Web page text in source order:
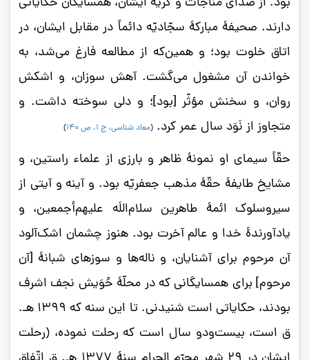
دارند. صحیفۀ مبارکۀ سجّادیّه دائماً در مقابل ایشان، در
اتاق خلوت بود؛ و همین‌که از مطالعه فارغ می‌شد، به
خواندن آن مشغول می‌گشت. آهش سوزان، و اشکش
روان، و سخنش مؤثّر [بود]؛ و دلی سوخته داشت. و
متجاوز از نَوَد سال عمر کرد. (معاد شناسی، ج 1، ص 140 )
حقّاً سیمای او نمونۀ ظاهر و بارزی از علماء راستین، و
مشایخ طایفۀ حقّۀ مذهب جعفریّه بود. و آینه و آیتی از
سیروسلوک ائمۀ طاهرین سلام‌اللَه علیهم‌أجمعین، و
یادآورندۀ خدا و عالم آخرت بود. هنوز چشمان اشک‌آلود
آن مرحوم برای آشنایان، و ناله‌ها و سوزهای شبانۀ [آن
مرحوم] برای همسایگانی که در محلّۀ حُوَیش نجف اشرف
بودند، حکایاتی است شنیدنی. تا این سنه که 1399 هـ.
ق است، بیست‌و‌دو سال است که رحلت نموده، (رحلت